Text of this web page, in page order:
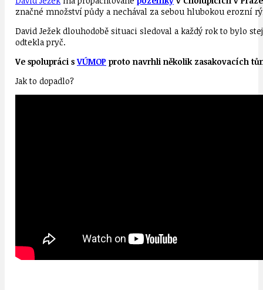
značné množství půdy a nechával za sebou hlubokou erozní
David Ježek dlouhodobě situaci sledoval a každý rok to bylo
odtekla pryč.
Ve spolupráci sVÚMOP proto navrhli několik zasakovacích
Jak to dopadlo?